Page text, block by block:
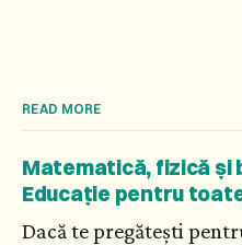
READ MORE
Matematică, fizică și
Educație pentru
Dacă te pregătești